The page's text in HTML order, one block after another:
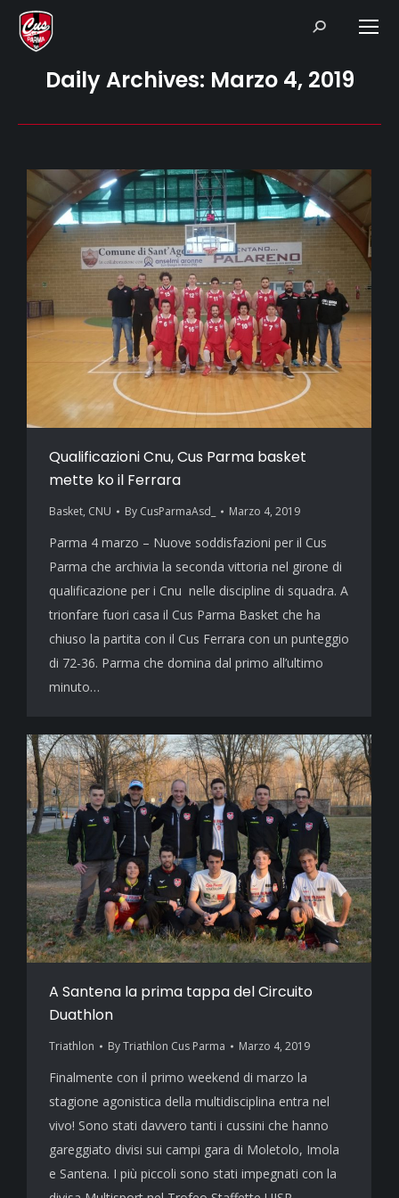
Search:
Daily Archives: Marzo 4, 2019
Qualificazioni Cnu, Cus Parma basket
mette ko il Ferrara
Basket, CNU By CusParmaAsd_ Marzo 4, 2019
Parma 4 marzo – Nuove soddisfazioni per il Cus
Parma che archivia la seconda vittoria nel girone di
qualificazione per i Cnu nelle discipline di squadra. A
trionfare fuori casa il Cus Parma Basket che ha
chiuso la partita con il Cus Ferrara con un punteggio
di 72-36. Parma che domina dal primo all’ultimo
minuto…
A Santena la prima tappa del Circuito
Duathlon
Triathlon ByTriathlon Cus Parma Marzo 4, 2019
Finalmente con il primo weekend di marzo la
stagione agonistica della multidisciplina entra nel
vivo! Sono stati davvero tanti i cussini che hanno
gareggiato divisi sui campi gara di Moletolo, Imola
e Santena. I più piccoli sono stati impegnati con la